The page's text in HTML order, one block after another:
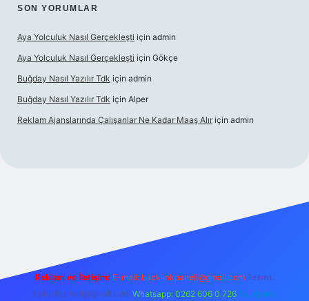
SON YORUMLAR
Aya Yolculuk Nasıl Gerçekleşti için admin
Aya Yolculuk Nasıl Gerçekleşti için Gökçe
Buğday Nasıl Yazılır Tdk için admin
Buğday Nasıl Yazılır Tdk için Alper
Reklam Ajanslarında Çalışanlar Ne Kadar Maaş Alır için admin
Reklam ve İletişim: E-mail: backlinkpaneli@gmail.com Teams:
forumhizmeti@gmail.com Whatsapp: 0262 606 0 726 Telegram: